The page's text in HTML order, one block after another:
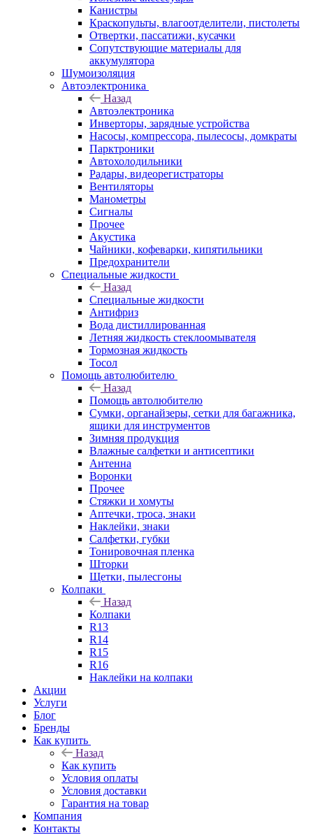
Канистры
Краскопульты, влагоотделители, пистолеты
Отвертки, пассатижи, кусачки
Сопутствующие материалы для
аккумулятора
Шумоизоляция
Автоэлектроника
Назад
Автоэлектроника
Инверторы, зарядные устройства
Насосы, компрессора, пылесосы, домкраты
Парктроники
Автохолодильники
Радары, видеорегистраторы
Вентиляторы
Манометры
Сигналы
Прочее
Акустика
Чайники, кофеварки, кипятильники
Предохранители
Специальные жидкости
Назад
Специальные жидкости
Антифриз
Вода дистиллированная
Летняя жидкость стеклоомывателя
Тормозная жидкость
Тосол
Помощь автолюбителю
Назад
Помощь автолюбителю
Сумки, органайзеры, сетки для багажника,
ящики для инструментов
Зимняя продукция
Влажные салфетки и антисептики
Антенна
Воронки
Прочее
Стяжки и хомуты
Аптечки, троса, знаки
Наклейки, знаки
Салфетки, губки
Тонировочная пленка
Шторки
Щетки, пылесгоны
Колпаки
Назад
Колпаки
R13
R14
R15
R16
Наклейки на колпаки
Акции
Услуги
Блог
Бренды
Как купить
Назад
Как купить
Условия оплаты
Условия доставки
Гарантия на товар
Компания
Контакты